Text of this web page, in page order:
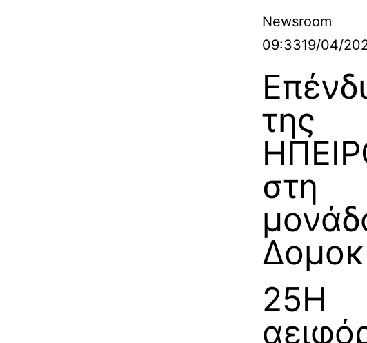
Newsroom
09:3319/04/
της
στη
25Η